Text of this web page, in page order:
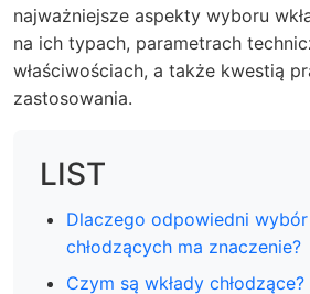
najważniejsze aspekty wyboru
na ich typach, parametrach
właściwościach, a także kwestią
zastosowania.
LIST
Dlaczego odpowiedni wybór
chłodzących ma znaczenie?
Czym są wkłady chłodzące?